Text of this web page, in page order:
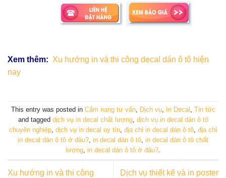
Xem thêm: Xu hướng in và thi công decal dán ô tô hiện
nay
This entry was posted in Cẩm nang tư vấn, Dịch vụ, In Decal , Tin tức
and tagged dịch vụ in decal chất lượng, dịch vụ in decal dán ô tô
chuyên nghiệp, dịch vụ in decal uy tín, địa chỉ in decal dán ô tô, địa chỉ
in decal dán ô tô ở đâu?, in decal dán ô tô, in decal dán ô tô chất
lượng, in decal dán ô tô ở đâu?.
Xu hướng in và thi công
Dịch vụ thiết kế và in poster